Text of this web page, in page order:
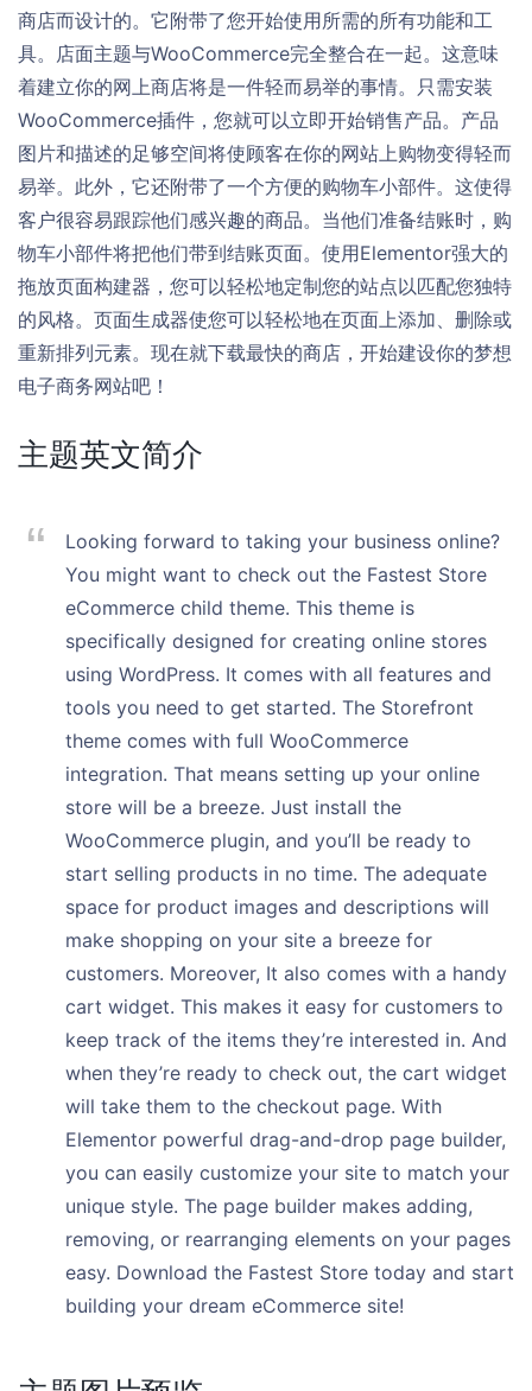
商店而设计的。它附带了您开始使用所需的所有功能和工
具。店面主题与WooCommerce完全整合在一起。这意味
着建立你的网上商店将是一件轻而易举的事情。只需安装
WooCommerce插件，您就可以立即开始销售产品。产品
图片和描述的足够空间将使顾客在你的网站上购物变得轻而
易举。此外，它还附带了一个方便的购物车小部件。这使得
客户很容易跟踪他们感兴趣的商品。当他们准备结账时，购
物车小部件将把他们带到结账页面。使用Elementor强大的
拖放页面构建器，您可以轻松地定制您的站点以匹配您独特
的风格。页面生成器使您可以轻松地在页面上添加、删除或
重新排列元素。现在就下载最快的商店，开始建设你的梦想
电子商务网站吧！
主题英文简介
Looking forward to taking your business online?
You might want to check out the Fastest Store
eCommerce child theme. This theme is
specifically designed for creating online stores
using WordPress. It comes with all features and
tools you need to get started. The Storefront
theme comes with full WooCommerce
integration. That means setting up your online
store will be a breeze. Just install the
WooCommerce plugin, and you’ll be ready to
start selling products in no time. The adequate
space for product images and descriptions will
make shopping on your site a breeze for
customers. Moreover, It also comes with a handy
cart widget. This makes it easy for customers to
keep track of the items they’re interested in. And
when they’re ready to check out, the cart widget
will take them to the checkout page. With
Elementor powerful drag-and-drop page builder,
you can easily customize your site to match your
unique style. The page builder makes adding,
removing, or rearranging elements on your pages
easy. Download the Fastest Store today and start
building your dream eCommerce site!